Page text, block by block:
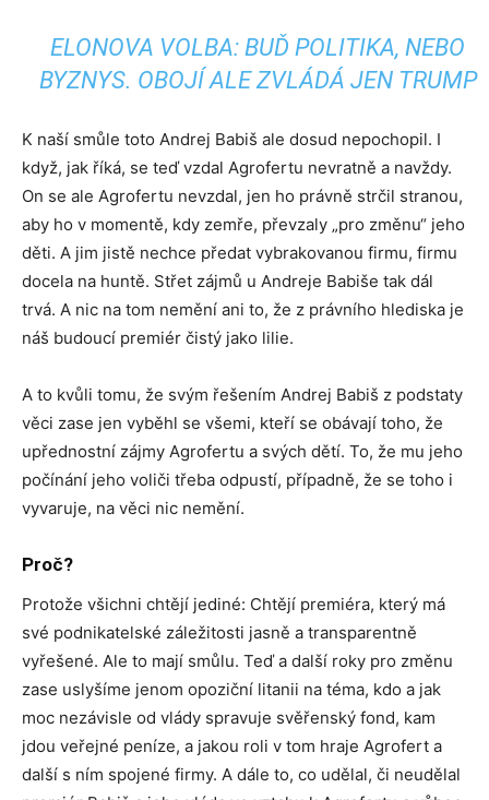
ELONOVA VOLBA: BUĎ POLITIKA, NEBO
BYZNYS. OBOJÍ ALE ZVLÁDÁ JEN TRUMP
K naší smůle toto Andrej Babiš ale dosud nepochopil. I
když, jak říká, se teď vzdal Agrofertu nevratně a navždy.
On se ale Agrofertu nevzdal, jen ho právně strčil stranou,
aby ho v momentě, kdy zemře, převzaly „pro změnu“ jeho
děti. A jim jistě nechce předat vybrakovanou firmu, firmu
docela na huntě. Střet zájmů u Andreje Babiše tak dál
trvá. A nic na tom nemění ani to, že z právního hlediska je
náš budoucí premiér čistý jako lilie.
A to kvůli tomu, že svým řešením Andrej Babiš z podstaty
věci zase jen vyběhl se všemi, kteří se obávají toho, že
upřednostní zájmy Agrofertu a svých dětí. To, že mu jeho
počínání jeho voliči třeba odpustí, případně, že se toho i
vyvaruje, na věci nic nemění.
Proč?
Protože všichni chtějí jediné: Chtějí premiéra, který má
své podnikatelské záležitosti jasně a transparentně
vyřešené. Ale to mají smůlu. Teď a další roky pro změnu
zase uslyšíme jenom opoziční litanii na téma, kdo a jak
moc nezávisle od vlády spravuje svěřenský fond, kam
jdou veřejné peníze, a jakou roli v tom hraje Agrofert a
další s ním spojené firmy. A dále to, co udělal, či neudělal